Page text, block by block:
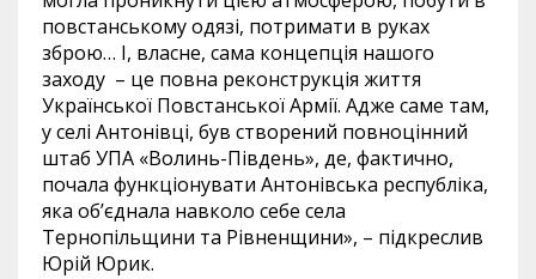
повстанському одязі, потримати в руках
зброю… І, власне, сама концепція нашого
заходу – це повна реконструкція життя
Української Повстанської Армії. Адже саме там,
у селі Антонівці, був створений повноцінний
штаб УПА «Волинь-Південь», де, фактично,
почала функціонувати Антонівська республіка,
яка об’єднала навколо себе села
Тернопільщини та Рівненщини», – підкреслив
Юрій Юрик.